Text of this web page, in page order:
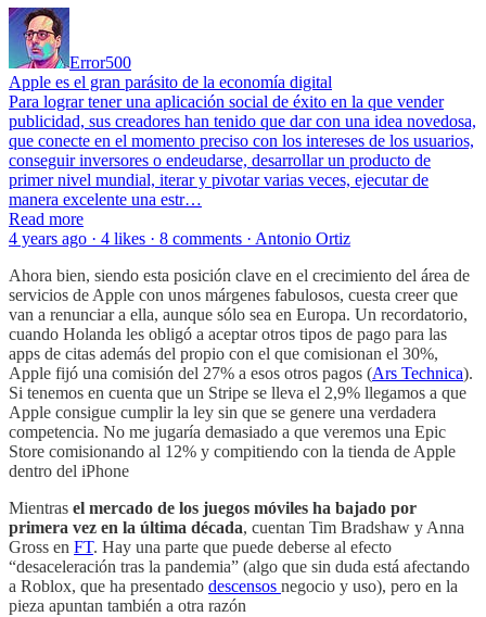
Error500
Apple es el gran parásito de la economía digital
Para lograr tener una aplicación social de éxito en la que vender
publicidad, sus creadores han tenido que dar con una idea novedosa,
que conecte en el momento preciso con los intereses de los usuarios,
conseguir inversores o endeudarse, desarrollar un producto de
primer nivel mundial, iterar y pivotar varias veces, ejecutar de
manera excelente una estr…
Read more
4 years ago · 4 likes · 8 comments · Antonio Ortiz
Ahora bien, siendo esta posición clave en el crecimiento del área de
servicios de Apple con unos márgenes fabulosos, cuesta creer que
van a renunciar a ella, aunque sólo sea en Europa. Un recordatorio,
cuando Holanda les obligó a aceptar otros tipos de pago para las
apps de citas además del propio con el que comisionan el 30%,
Apple fijó una comisión del 27% a esos otros pagos (Ars Technica).
Si tenemos en cuenta que un Stripe se lleva el 2,9% llegamos a que
Apple consigue cumplir la ley sin que se genere una verdadera
competencia. No me jugaría demasiado a que veremos una Epic
Store comisionando al 12% y compitiendo con la tienda de Apple
dentro del iPhone
Mientras el mercado de los juegos móviles ha bajado por
primera vez en la última década, cuentan Tim Bradshaw y Anna
Gross en FT. Hay una parte que puede deberse al efecto
“desaceleración tras la pandemia” (algo que sin duda está afectando
a Roblox, que ha presentado descensos negocio y uso), pero en la
pieza apuntan también a otra razón